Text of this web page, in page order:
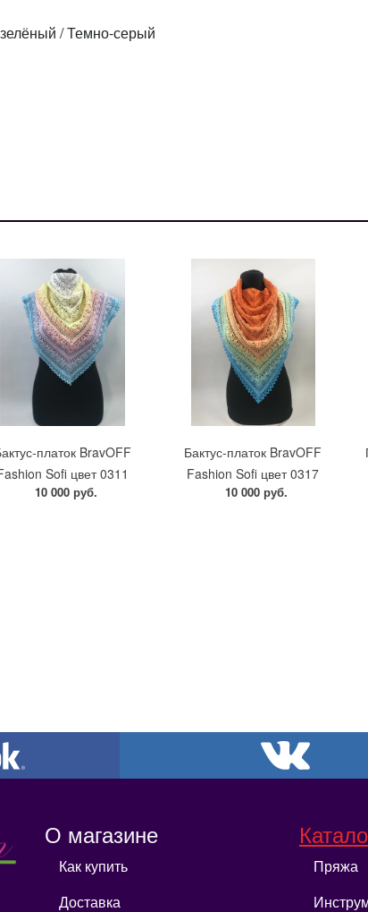
/ Темно-серый
платок BravOFF
Sofi цвет 0311
10 000 руб.
Бактус-платок BravOFF
Fashion Sofi цвет 0317
10 000 руб.
О магазине
Как купить
Доставка
Пряжа